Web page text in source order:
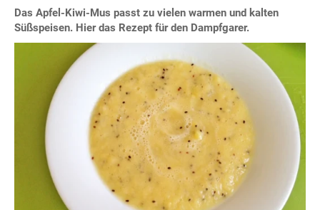
Das Apfel-Kiwi-Mus passt zu vielen warmen und kalten
Süßspeisen. Hier das Rezept für den Dampfgarer.